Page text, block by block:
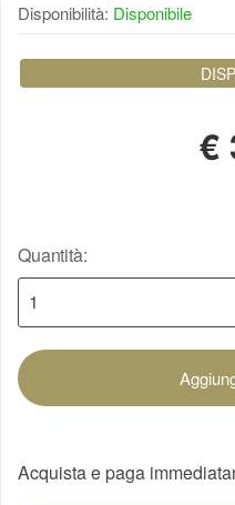
Disponibilità: Disponibile
€
Quantità:
Acquista e paga